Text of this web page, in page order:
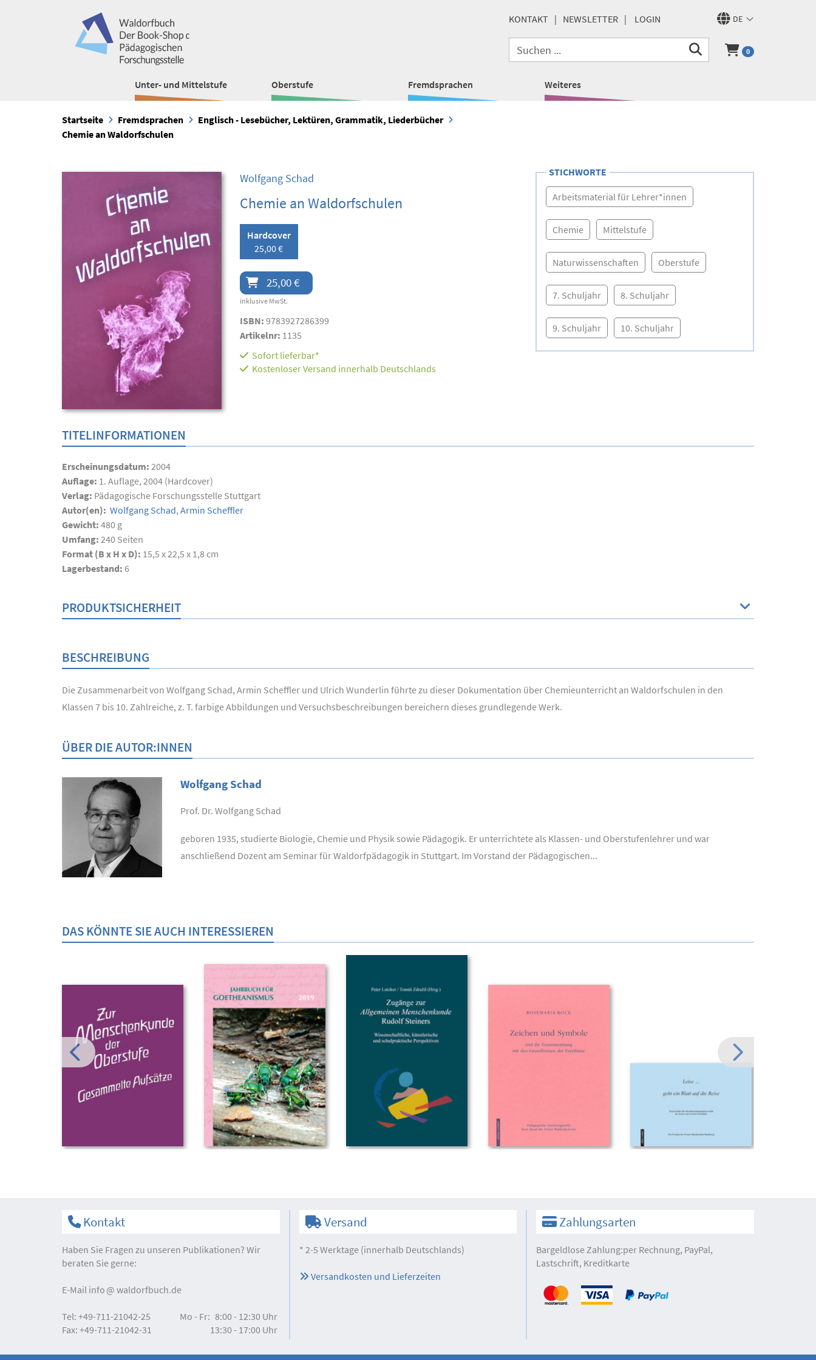
DE
KONTAKT NEWSLETTER LOGIN
0
Unter- und Mittelstufe Oberstufe Fremdsprachen Weiteres
Startseite Fremdsprachen
Englisch - Lesebücher, Lektüren, Grammatik, Liederbücher
Chemie an Waldorfschulen
Wolfgang Schad
Chemie an Waldorfschulen
Hardcover
25,00 €
25,00 €
inklusive MwSt.
ISBN: 9783927286399
Artikelnr: 1135
Sofort lieferbar*
Kostenloser Versand innerhalb Deutschlands
STICHWORTE
Arbeitsmaterial für Lehrer*innen
Chemie Mittelstufe
Naturwissenschaften Oberstufe
7. Schuljahr 8. Schuljahr
9. Schuljahr 10. Schuljahr
TITELINFORMATIONEN
Erscheinungsdatum: 2004
Auflage: 1. Auflage, 2004 (Hardcover)
Verlag: Pädagogische Forschungsstelle Stuttgart
Autor(en): Wolfgang Schad, Armin Scheffler
Gewicht: 480 g
Umfang: 240 Seiten
Format (B x H x D): 15,5 x 22,5 x 1,8 cm
Lagerbestand: 6
PRODUKTSICHERHEIT
BESCHREIBUNG
Die Zusammenarbeit von Wolfgang Schad, Armin Scheffler und Ulrich Wunderlin führte zu dieser Dokumentation über Chemieunterricht an Waldorfschulen in den
Klassen 7 bis 10. Zahlreiche, z. T. farbige Abbildungen und Versuchsbeschreibungen bereichern dieses grundlegende Werk.
ÜBER DIE AUTOR:INNEN
Wolfgang Schad
Prof. Dr. Wolfgang Schad
geboren 1935, studierte Biologie, Chemie und Physik sowie Pädagogik. Er unterrichtete als Klassen- und Oberstufenlehrer und war
anschließend Dozent am Seminar für Waldorfpädagogik in Stuttgart. Im Vorstand der Pädagogischen...
DAS KÖNNTE SIE AUCH INTERESSIEREN
Kontakt
Haben Sie Fragen zu unseren Publikationen? Wir
beraten Sie gerne:
E-Mail info waldorfbuch.de
Tel: +49-711-21042-25
Fax: +49-711-21042-31
Mo - Fr: 8:00 - 12:30 Uhr
13:30 - 17:00 Uhr
Versand
* 2-5 Werktage (innerhalb Deutschlands)
Versandkosten und Lieferzeiten
Zahlungsarten
Bargeldlose Zahlung:per Rechnung, PayPal,
Lastschrift, Kreditkarte